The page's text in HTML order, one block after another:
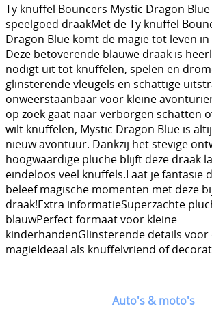
Auto's & moto's
Ty knuffel Bouncers Mystic Dragon
speelgoed draakMet de Ty knuffel
Dragon Blue komt de magie tot leven
Deze betoverende blauwe draak is
nodigt uit tot knuffelen, spelen en
glinsterende vleugels en schattige
onweerstaanbaar voor kleine
op zoek gaat naar verborgen schatten
wilt knuffelen, Mystic Dragon Blue is
nieuw avontuur. Dankzij het stevige
hoogwaardige pluche blijft deze draak
eindeloos veel knuffels.Laat je fantasie
beleef magische momenten met deze
draak!Extra informatieSuperzachte
blauwPerfect formaat voor kleine
kinderhandenGlinsterende details voor
magieIdeaal als knuffelvriend of